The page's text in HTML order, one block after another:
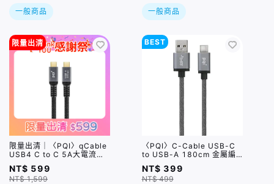
一般商品 一般商品
限量出清
限量出清｜〈PQI〉qCable
USB4 C to C 5A大電流快
充傳輸線 (100cm) 盒損品
NT$ 599
NT$ 1,599
BEST
〈PQI〉C-Cable USB-C
to USB-A 180cm 金屬編
織線 灰色
NT$ 399
NT$ 499